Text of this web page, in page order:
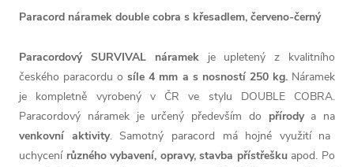
Paracord náramek double cobra s křesadlem, červeno-černý
Paracordový SURVIVAL náramekje upletený z kvalitního
českého paracordu o síle 4 mm a s nosností 250 kg.Náramek
je kompletně vyrobený v ČR ve stylu DOUBLE COBRA.
Paracordový náramek je určený především do přírodya na
venkovní aktivity. Samotný paracord má hojné využití na
uchycení různého vybavení, opravy, stavba přístřeškuapod. Po